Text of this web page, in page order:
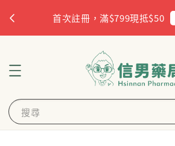
首次註冊，滿$799現抵$50
搜尋